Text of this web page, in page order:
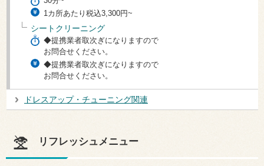
1カ所あたり税込3,300円~
シートクリーニング
◆提携業者取次ぎになりますので
お問合せください。
◆提携業者取次ぎになりますので
お問合せください。
ドレスアップ・チューニング関連
リフレッシュメニュー